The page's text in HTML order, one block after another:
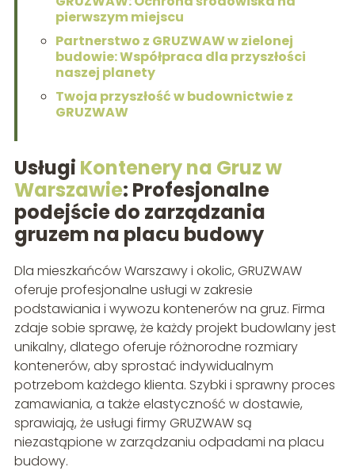
pierwszym miejscu
Partnerstwo z GRUZWAW w zielonej
budowie: Współpraca dla przyszłości
naszej planety
Twoja przyszłość w budownictwie z
GRUZWAW
Usługi Kontenery na Gruz w
Warszawie: Profesjonalne
podejście do zarządzania
gruzem na placu budowy
Dla mieszkańców Warszawy i okolic, GRUZWAW
oferuje profesjonalne usługi w zakresie
podstawiania i wywozu kontenerów na gruz. Firma
zdaje sobie sprawę, że każdy projekt budowlany jest
unikalny, dlatego oferuje różnorodne rozmiary
kontenerów, aby sprostać indywidualnym
potrzebom każdego klienta. Szybki i sprawny proces
zamawiania, a także elastyczność w dostawie,
sprawiają, że usługi firmy GRUZWAW są
niezastąpione w zarządzaniu odpadami na placu
budowy.